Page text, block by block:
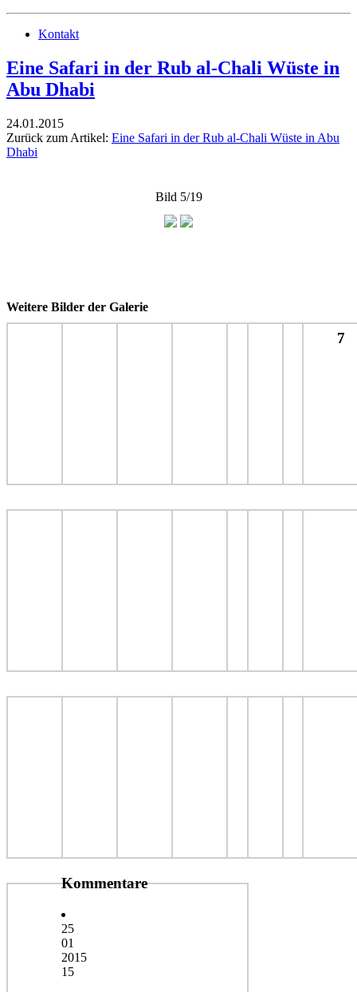
Kontakt
Eine Safari in der Rub al-Chali Wüste in
Abu Dhabi
24.01.2015
Zurück zum Artikel: Eine Safari in der Rub al-Chali Wüste in Abu
Dhabi
Bild 5/19
Weitere Bilder der Galerie
7
Kommentare
25
01
2015
15